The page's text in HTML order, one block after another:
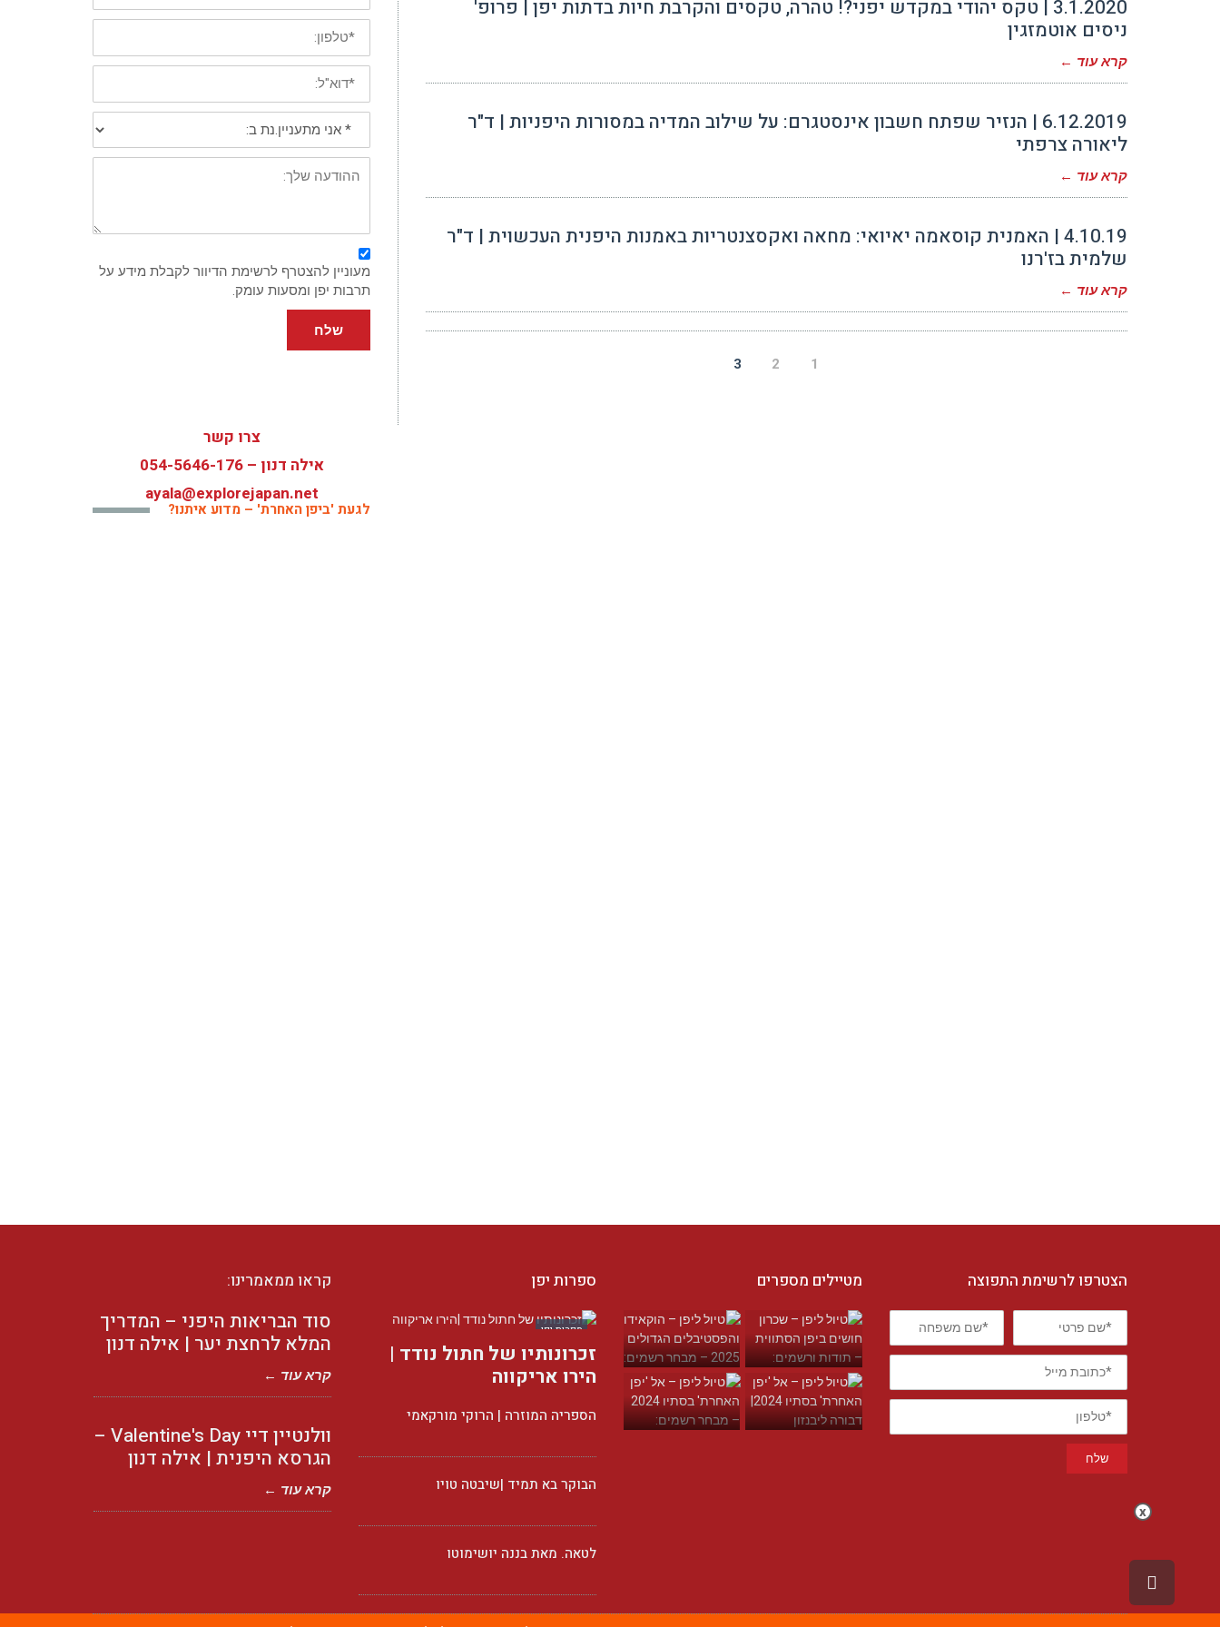
3.1.2020 | טקס יהודי במקדש יפני?! טהרה, טקסים והקרבת חיות בדתות יפן | פרופ'
ניסים אוטמזגין
קרא עוד ←
6.12.2019 | הנזיר שפתח חשבון אינסטגרם: על שילוב המדיה במסורות היפניות | ד"ר
ליאורה צרפתי
קרא עוד ←
4.10.19 | האמנית קוסאמה יאיואי: מחאה ואקסצנטריות באמנות היפנית העכשוית | ד"ר
שלמית בז'רנו
קרא עוד ←
1
2
3
משפחה
*
טלפון
נייד
*
דוא"ל:
*
מתעניין/נת
ב:
פירוט:
מעוניין להצטרף לרשימת הדיוור לקבלת מידע על
תרבות יפן ומסעות עומק.
שלח
צרו קשר
אילה דנון –054-5646-176
ayala@explorejapan.net
לגעת 'ביפן האחרת' – מדוע איתנו?
הצטרפו לרשימת התפוצה
*שם
פרטי
*שם
משפחה
*כתובת
מייל
*טלפון
שלח
מטיילים מספרים ספרות יפן
ספרות יפן
זכרונותיו של חתול נודד |
הירו אריקווה
הספריה המוזרה | הרוקי מורקאמי
הבוקר בא תמיד |שיבטה טויו
לטאה. מאת בננה יושימוטו
קראו ממאמרינו:
סוד הבריאות היפני – המדריך
המלא לרחצת יער | אילה דנון
קרא עוד ←
וולנטיין דיי Valentine's Day –
הגרסא היפנית | אילה דנון
קרא עוד ←
לראש
העמוד
x